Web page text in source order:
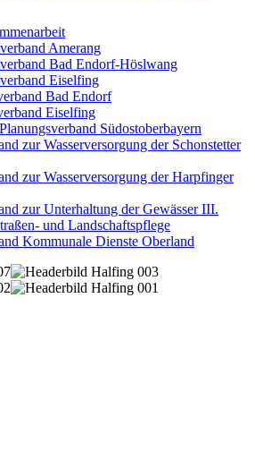
Amerang
Bad Endorf-Höslwang
Eiselfing
Bad Endorf
Eiselfing
Südostoberbayern
zur Wasserversorgung der Schonstetter
zur Wasserversorgung der Harpfinger
zur Unterhaltung der Gewässer III.
und Landschaftspflege
Kommunale Dienste Oberland